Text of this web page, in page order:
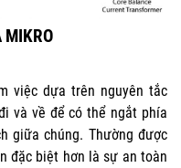
việc dựa trên nguyên tắc
và về để có thể ngắt phía
giữa chúng. Thường được
đặc biệt hơn là sự an toàn